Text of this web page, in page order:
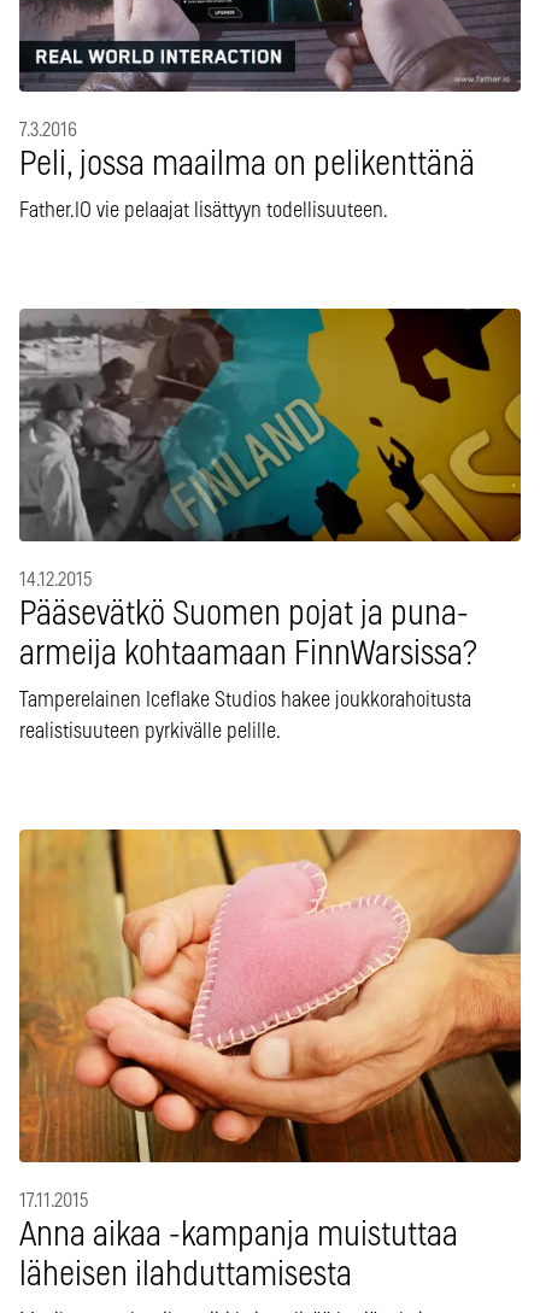
7.3.2016
Peli, jossa maailma on pelikenttänä
Father.IO vie pelaajat lisättyyn todellisuuteen.
14.12.2015
Pääsevätkö Suomen pojat ja puna-
armeija kohtaamaan FinnWarsissa?
Tamperelainen Iceflake Studios hakee joukkorahoitusta
realistisuuteen pyrkivälle pelille.
17.11.2015
Anna aikaa -kampanja muistuttaa
läheisen ilahduttamisesta